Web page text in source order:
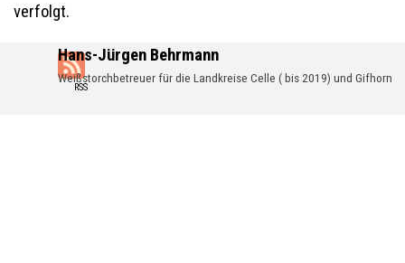
verfolgt.
Hans-Jürgen Behrmann
Weißstorchbetreuer für die Landkreise Celle ( bis 2019) und Gifhorn
RSS